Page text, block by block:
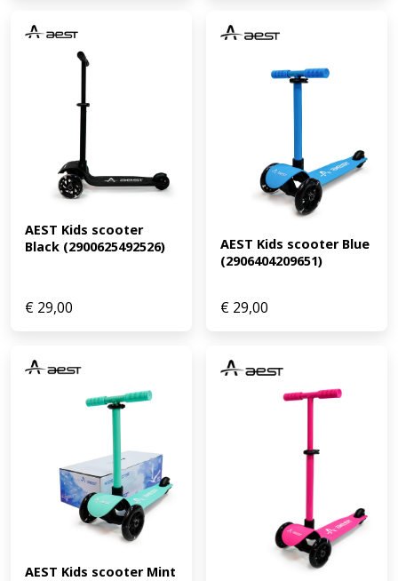
AEST Kids scooter
Black (2900625492526)
€ 29,00
AEST Kids scooter Blue
(2906404209651)
€ 29,00
AEST Kids scooter Mint